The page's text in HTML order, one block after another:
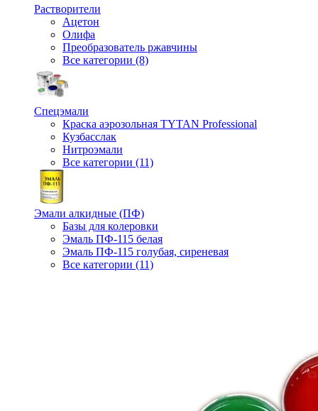
Растворители
Ацетон
Олифа
Преобразователь ржавчины
Все категории (8)
Спецэмали
Краска аэрозольная TYTAN Professional
Кузбасслак
Нитроэмали
Все категории (11)
Эмали алкидные (ПФ)
Базы для колеровки
Эмаль ПФ-115 белая
Эмаль ПФ-115 голубая, сиреневая
Все категории (11)